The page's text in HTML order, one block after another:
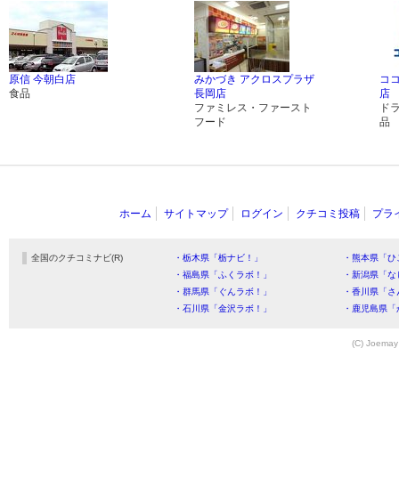
原信 今朝白店
食品
みかづき アクロスプラザ
長岡店
ファミレス・ファースト
フード
コ
店
ド
品
ホーム サイトマップ ログイン クチコミ投稿 プラ
全国のクチコミナビ(R) ・栃木県「栃ナビ！」
・熊本県「
・福島県「ふくラボ！」
・新潟県「
・群馬県「ぐんラボ！」
・香川県「
・石川県「金沢ラボ！」
・鹿児島県
(C)